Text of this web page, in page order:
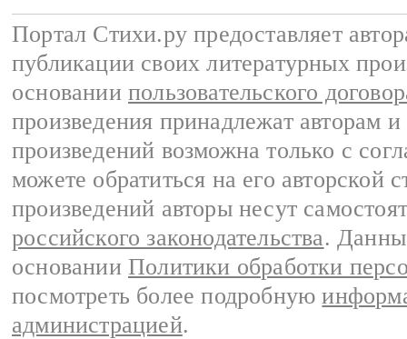
Портал Стихи.ру предоставляет
публикации своих литературных
основании пользовательского
произведения принадлежат авторам
произведений возможна только с
можете обратиться на его авторской
произведений авторы несут
российского законодательства.
основании Политики обработки
посмотреть более подробную
администрацией.